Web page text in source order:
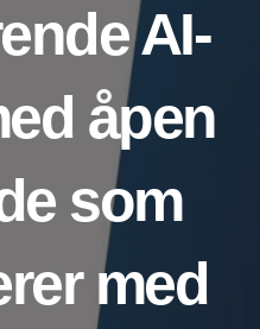
AI-
åpen
som
med